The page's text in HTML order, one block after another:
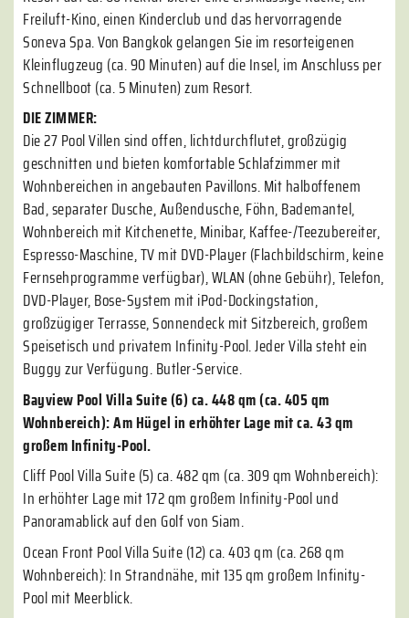
Freiluft-Kino, einen Kinderclub und das hervorragende
Soneva Spa. Von Bangkok gelangen Sie im resorteigenen
Kleinflugzeug (ca. 90 Minuten) auf die Insel, im Anschluss per
Schnellboot (ca. 5 Minuten) zum Resort.
DIE ZIMMER:
Die 27 Pool Villen sind offen, lichtdurchflutet, großzügig
geschnitten und bieten komfortable Schlafzimmer mit
Wohnbereichen in angebauten Pavillons. Mit halboffenem
Bad, separater Dusche, Außendusche, Föhn, Bademantel,
Wohnbereich mit Kitchenette, Minibar, Kaffee-/Teezubereiter,
Espresso-Maschine, TV mit DVD-Player (Flachbildschirm, keine
Fernsehprogramme verfügbar), WLAN (ohne Gebühr), Telefon,
DVD-Player, Bose-System mit iPod-Dockingstation,
großzügiger Terrasse, Sonnendeck mit Sitzbereich, großem
Speisetisch und privatem Infinity-Pool. Jeder Villa steht ein
Buggy zur Verfügung. Butler-Service.
Bayview Pool Villa Suite (6) ca. 448 qm (ca. 405 qm
Wohnbereich): Am Hügel in erhöhter Lage mit ca. 43 qm
großem Infinity-Pool.
Cliff Pool Villa Suite (5) ca. 482 qm (ca. 309 qm Wohnbereich):
In erhöhter Lage mit 172 qm großem Infinity-Pool und
Panoramablick auf den Golf von Siam.
Ocean Front Pool Villa Suite (12) ca. 403 qm (ca. 268 qm
Wohnbereich): In Strandnähe, mit 135 qm großem Infinity-
Pool mit Meerblick.